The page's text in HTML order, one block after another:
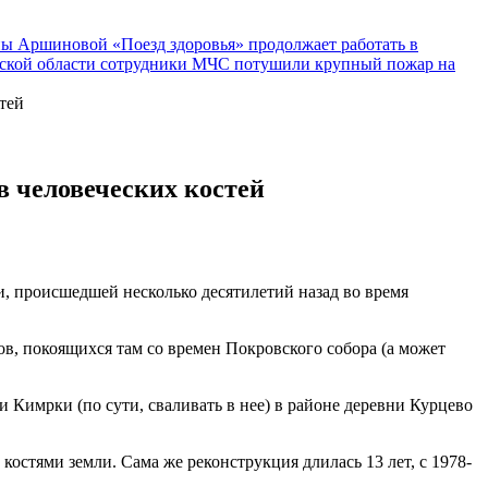
Аршиновой «Поезд здоровья» продолжает работать в
области сотрудники МЧС потушили крупный пожар на
человеческих костей
несколько десятилетий назад во время
покоящихся там со времен Покровского собора (а может
(по сути, сваливать в нее) в районе деревни Курцево
земли. Сама же реконструкция длилась 13 лет, с 1978-